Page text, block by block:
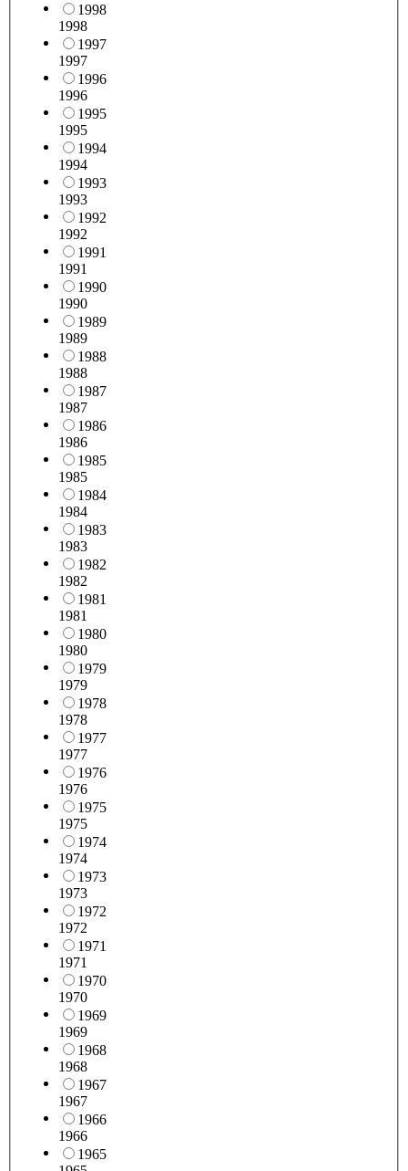
1998
1998
1997
1997
1996
1996
1995
1995
1994
1994
1993
1993
1992
1992
1991
1991
1990
1990
1989
1989
1988
1988
1987
1987
1986
1986
1985
1985
1984
1984
1983
1983
1982
1982
1981
1981
1980
1980
1979
1979
1978
1978
1977
1977
1976
1976
1975
1975
1974
1974
1973
1973
1972
1972
1971
1971
1970
1970
1969
1969
1968
1968
1967
1967
1966
1966
1965